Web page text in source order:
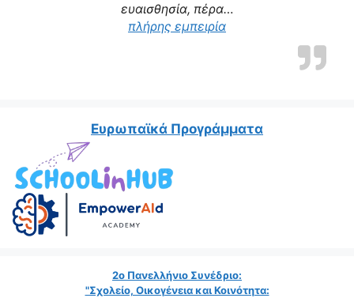
ευαισθησία, πέρα…
πλήρης εμπειρία“Η δασκάλα μας
Ευρωπαϊκά Προγράμματα
2ο Πανελλήνιο Συνέδριο:
"Σχολείο, Οικογένεια και Κοινότητα: